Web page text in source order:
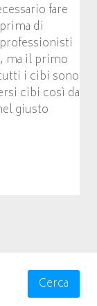
fare
di
ma il primo
i cibi sono
cibi così da
giusto